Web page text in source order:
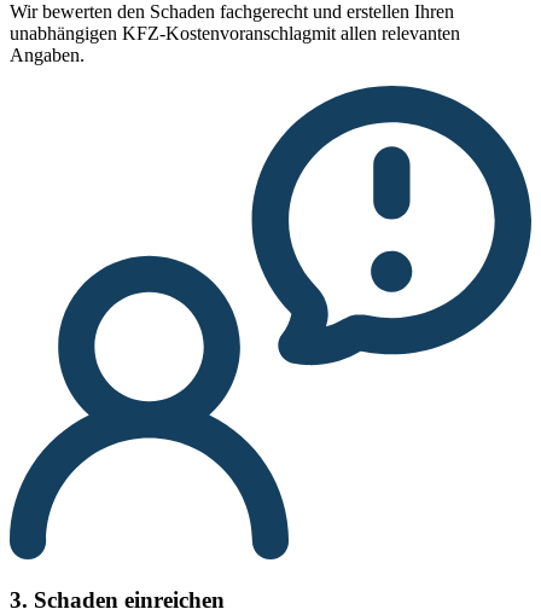
Wir bewerten den Schaden fachgerecht und erstellen Ihren
unabhängigen KFZ-Kostenvoranschlagmit allen relevanten
Angaben.
3. Schaden einreichen